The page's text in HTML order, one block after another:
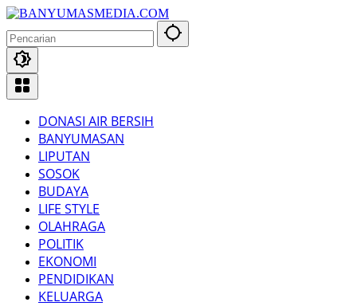
Langsung
konten
DONASI AIR BERSIH
BANYUMASAN
LIPUTAN
SOSOK
BUDAYA
LIFE STYLE
OLAHRAGA
POLITIK
EKONOMI
PENDIDIKAN
KELUARGA